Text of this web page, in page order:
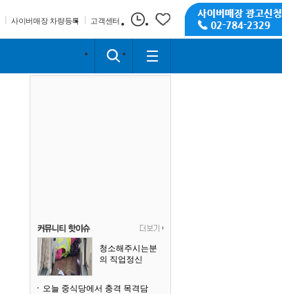
사이버매장 차량등록 고객센터
청소해주시는분
의 직업정신
오늘 중식당에서 충격 목격담